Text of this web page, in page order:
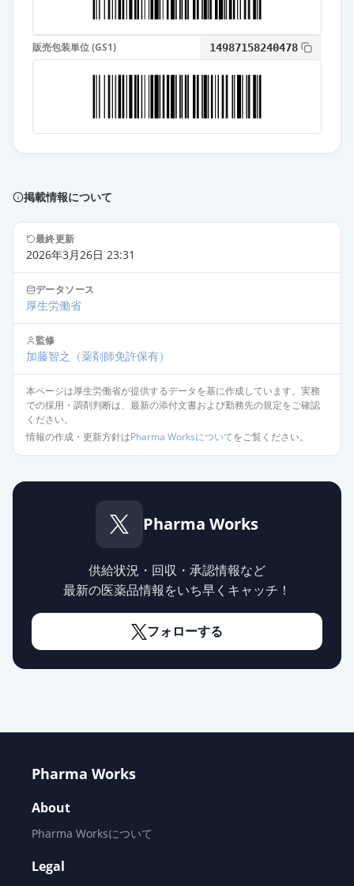
販売包装単位 (GS1) 14987158240478
掲載情報について
最終更新
2026年3月26日 23:31
データソース
厚生労働省
監修
加藤智之 （薬剤師免許保有）
本ページは厚生労働省が提供するデータを基に作成しています。実務
での採用・調剤判断は、最新の添付文書および勤務先の規定をご確認
ください。
情報の作成・更新方針はPharma Worksについてをご覧ください。
Pharma Works
供給状況・回収・承認情報など
最新の医薬品情報をいち早くキャッチ！
フォローする
Pharma Works
About
Pharma Worksについて
Legal